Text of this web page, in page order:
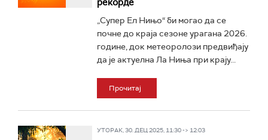
рекорде
„Супер Ел Нињо“ би могао да се
почне до краја сезоне урагана 2026.
године, док метеоролози предвиђају
да је актуелна Ла Ниња при крају...
Прочитај
УТОРАК, 30. ДЕЦ 2025, 11:30 -> 12:03